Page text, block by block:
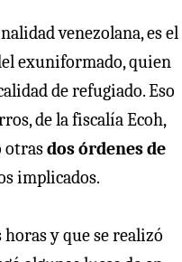
venezolana, es el
exuniformado, quien
de refugiado. Eso
de la fiscalía Ecoh,
otrasdos órdenes de
implicados.
y que se realizó